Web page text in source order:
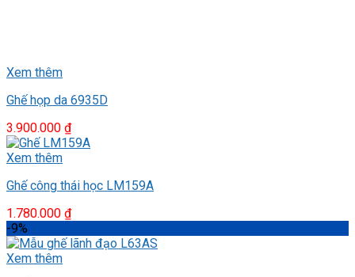
Xem thêm
Ghế họp da 6935D
3.900.000 ₫
Xem thêm
Ghế công thái học LM159A
1.780.000 ₫
-9%
Xem thêm